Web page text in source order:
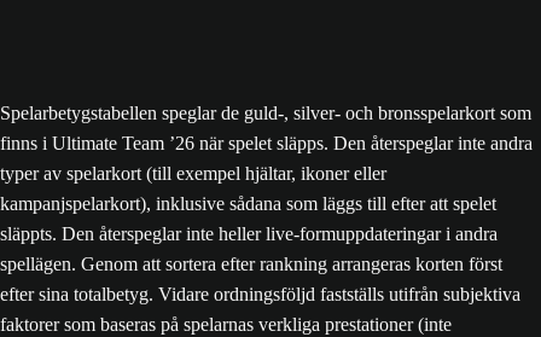
Spelarbetygstabellen speglar de guld-, silver- och bronsspelarkort som
finns i Ultimate Team ’26 när spelet släpps. Den återspeglar inte andra
typer av spelarkort (till exempel hjältar, ikoner eller
kampanjspelarkort), inklusive sådana som läggs till efter att spelet
släppts. Den återspeglar inte heller live-formuppdateringar i andra
spellägen. Genom att sortera efter rankning arrangeras korten först
efter sina totalbetyg. Vidare ordningsföljd fastställs utifrån subjektiva
faktorer som baseras på spelarnas verkliga prestationer (inte